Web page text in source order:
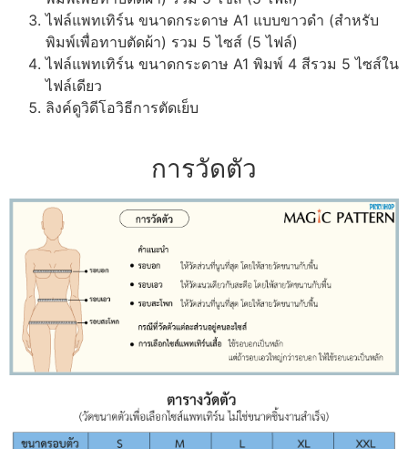
ไฟล์แพทเทิร์น ขนาดกระดาษ A1 แบบขาวดำ (สำหรับ
พิมพ์เพื่อทาบตัดผ้า) รวม 5 ไซส์ (5 ไฟล์)
ไฟล์แพทเทิร์น ขนาดกระดาษ A1 พิมพ์ 4 สีรวม 5 ไซส์ใน
ไฟล์เดียว
ลิงค์ดูวิดีโอวิธีการตัดเย็บ
การวัดตัว